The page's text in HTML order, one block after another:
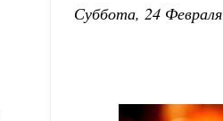
Суббота, 24